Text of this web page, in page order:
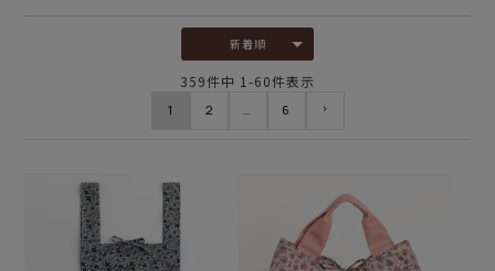
新着順
359件中 1 -60件表示
1 2 … 6